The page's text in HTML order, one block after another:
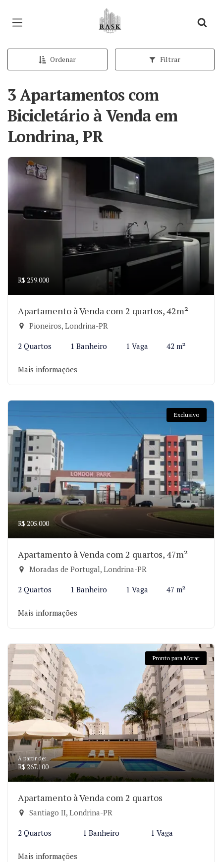
Página inicial
Ordenar Filtrar
3 Apartamentos com
Bicicletário à Venda em
Londrina, PR
R$ 259.000
Apartamento à Venda com 2 quartos, 42m²
Pioneiros, Londrina-PR
2 Quartos 1 Banheiro 1 Vaga 42 m²
Mais informações
Exclusivo
R$ 205.000
Apartamento à Venda com 2 quartos, 47m²
Moradas de Portugal, Londrina-PR
2 Quartos 1 Banheiro 1 Vaga 47 m²
Mais informações
Pronto para Morar
A partir de:
R$ 267.100
Apartamento à Venda com 2 quartos
Santiago II, Londrina-PR
2 Quartos 1 Banheiro 1 Vaga
Mais informações